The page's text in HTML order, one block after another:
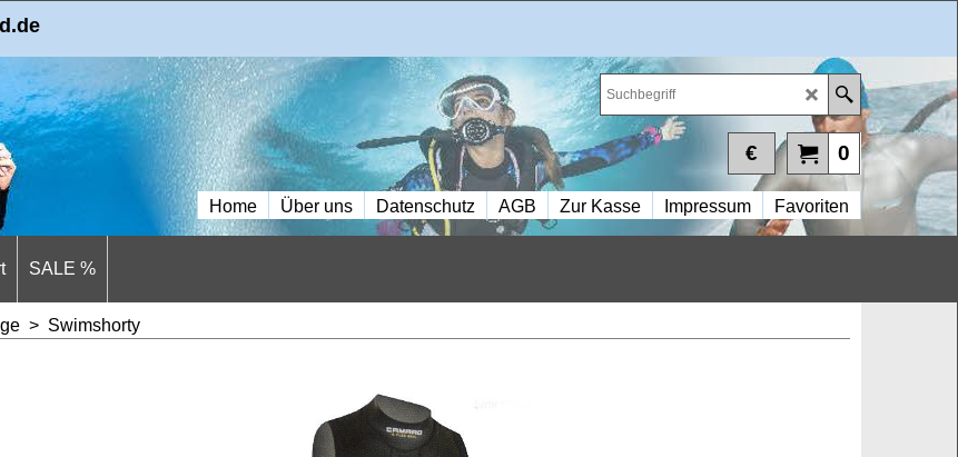
0
€
Home Über uns Datenschutz AGB Zur Kasse Impressum Favoriten
SALE %
> Swimshorty